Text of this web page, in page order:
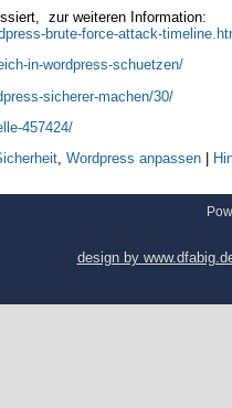
zur weiteren Information:
brute-force-attack-
in-wordpress-schuetzen/
sicherer-machen/30/
457424/
, Wordpress anpassen
design by